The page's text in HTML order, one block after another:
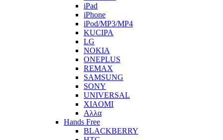
iPad
iPhone
iPod/MP3/MP4
KUCIPA
LG
NOKIA
ONEPLUS
REMAX
SAMSUNG
SONY
UNIVERSAL
XIAOMI
Αλλα
Hands Free
BLACKBERRY